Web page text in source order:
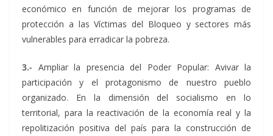
económico en función de mejorar los programas de
protección a las Víctimas del Bloqueo y sectores más
vulnerables para erradicar la pobreza.
3.- Ampliar la presencia del Poder Popular: Avivar la
participación y el protagonismo de nuestro pueblo
organizado. En la dimensión del socialismo en lo
territorial, para la reactivación de la economía real y la
repolitización positiva del país para la construcción de